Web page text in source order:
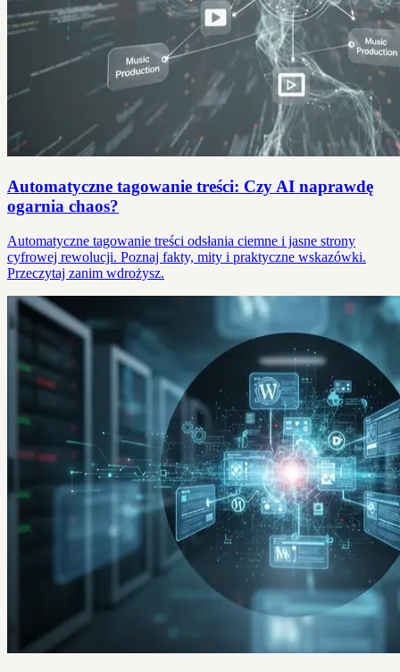
Automatyczne tagowanie treści: Czy AI naprawdę
ogarnia chaos?
Automatyczne tagowanie treści odsłania ciemne i jasne strony
cyfrowej rewolucji. Poznaj fakty, mity i praktyczne wskazówki.
Przeczytaj zanim wdrożysz.